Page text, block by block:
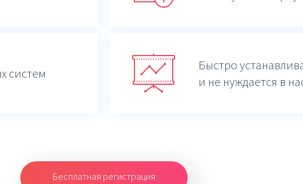
систем
Быстро
и не нуждается в
Бесплатная регистрация